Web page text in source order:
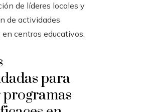
de líderes locales y
de actividades
centros educativos.
para